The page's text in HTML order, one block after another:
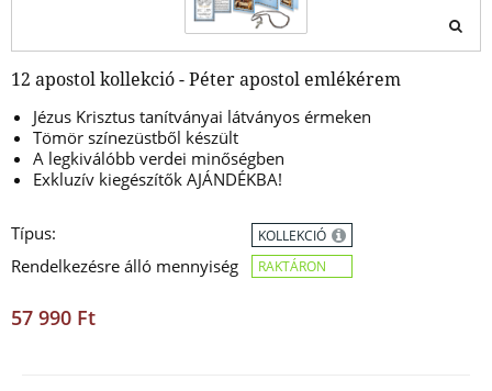
12 apostol kollekció - Péter apostol emlékérem
Jézus Krisztus tanítványai látványos érmeken
Tömör színezüstből készült
A legkiválóbb verdei minőségben
Exkluzív kiegészítők AJÁNDÉKBA!
Típus:
Rendelkezésre álló mennyiség
KOLLEKCIÓ
RAKTÁRON
57 990 Ft